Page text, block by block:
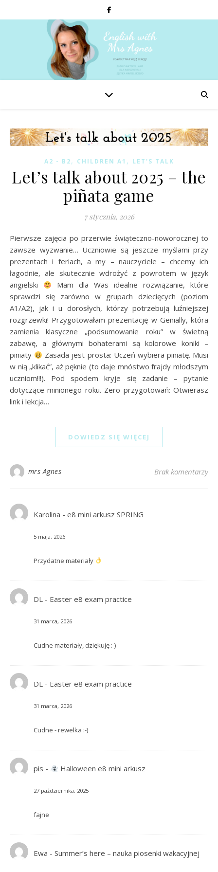
A2 - B2, CHILDREN A1 , LET'S TALK
Let’s talk about 2025 – the
piñata game
7 stycznia, 2026
Pierwsze zajęcia po przerwie świąteczno-noworocznej to
zawsze wyzwanie… Uczniowie są jeszcze myślami przy
prezentach i feriach, a my – nauczyciele – chcemy ich
łagodnie, ale skutecznie wdrożyć z powrotem w język
angielski
Mam dla Was idealne rozwiązanie, które
sprawdzi się zarówno w grupach dziecięcych (poziom
A1/A2), jak i u dorosłych, którzy potrzebują luźniejszej
rozgrzewki! Przygotowałam prezentację w Genially, która
zamienia klasyczne „podsumowanie roku” w świetną
zabawę, a głównymi bohaterami są kolorowe koniki –
piniaty
Zasada jest prosta: Uczeń wybiera piniatę. Musi
w nią „klikać”, aż pęknie (to daje mnóstwo frajdy młodszym
uczniom!!!). Pod spodem kryje się zadanie – pytanie
dotyczące minionego roku. Zero przygotowań: Otwierasz
link i lekcja…
DOWIEDZ SIĘ WIĘCEJ
mrs Agnes Brak komentarzy
Karolina - e8 mini arkusz SPRING
5 maja, 2026
Przydatne materiały
DL- Easter e8 exam practice
31 marca, 2026
Cudne materiały, dziękuję :-)
DL- Easter e8 exam practice
31 marca, 2026
Cudne - rewelka :-)
pis - Halloween e8 mini arkusz
27 października, 2025
fajne
Ewa - Summer’s here – nauka piosenki wakacyjnej